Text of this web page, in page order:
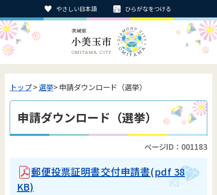
やさしい日本語 ひらがなをつける
トップ>選挙> 申請ダウンロード（選挙）
申請ダウンロード（選挙）
ページID：001183
郵便投票証明書交付申請書(pdf 38
KB)